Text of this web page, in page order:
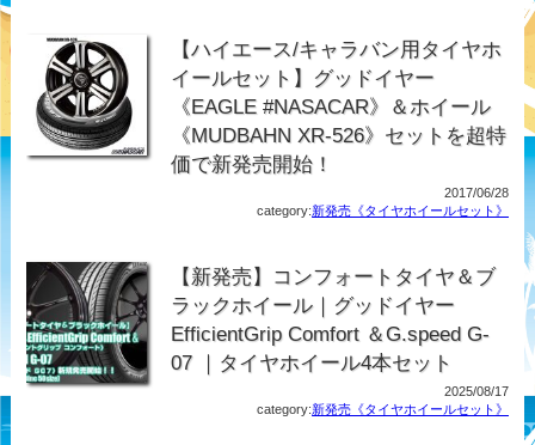
【ハイエース/キャラバン用タイヤホ
イールセット】グッドイヤー
《EAGLE #NASACAR》＆ホイール
《MUDBAHN XR-526》セットを超特
価で新発売開始！
2017/06/28
category:新発売《タイヤホイールセット》
【新発売】コンフォートタイヤ＆ブ
ラックホイール｜グッドイヤー
EfficientGrip Comfort ＆G.speed G-
07 ｜タイヤホイール4本セット
2025/08/17
category:新発売《タイヤホイールセット》